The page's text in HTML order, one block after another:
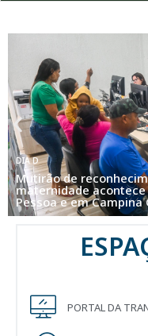
DIREITOS DO CONSUMIDOR
Justiça reconhece
bancários após ação
instituições
PORTAL DA